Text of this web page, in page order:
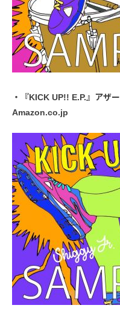
・『KICK UP!! E.P.』アザ
Amazon.co.jp